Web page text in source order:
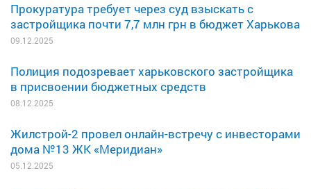
Прокуратура требует через суд взыскать с
застройщика почти 7,7 млн грн в бюджет Харькова
09.12.2025
Полиция подозревает харьковского застройщика
в присвоении бюджетных средств
08.12.2025
Жилстрой-2 провел онлайн-встречу с инвесторами
дома №13 ЖК «Меридиан»
05.12.2025